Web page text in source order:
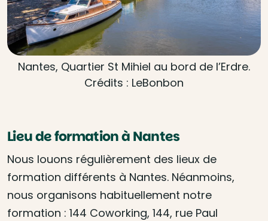
Nantes, Quartier St Mihiel au bord de l’Erdre.
Crédits : LeBonbon
Lieu de formation à Nantes
Nous louons régulièrement des lieux de
formation différents à Nantes. Néanmoins,
nous organisons habituellement notre
formation : 144 Coworking, 144, rue Paul